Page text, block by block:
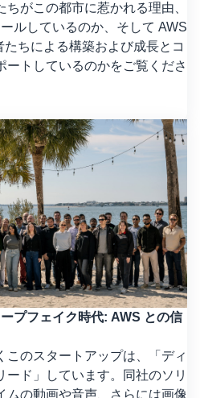
がこの都市に惹かれる理由、
ルしているのか、そして AWS
ちによる構築および成長とコ
ートしているのかをご覧くださ
プフェイク時代: AWS との信
このスタートアップは、「ディ
ード」しています。同社のソリ
ムの動画や音声、さらには画像